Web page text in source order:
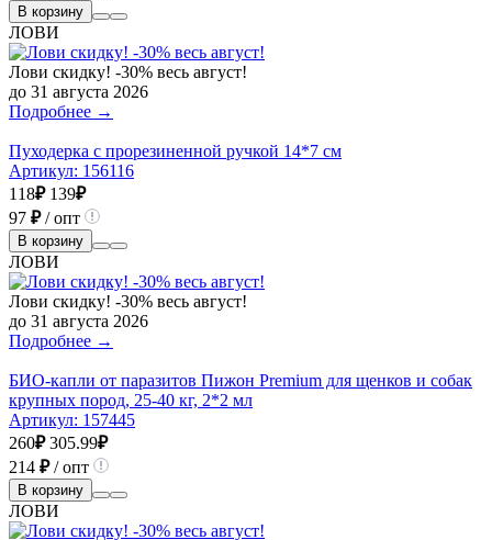
В корзину
ЛОВИ
Лови скидку! -30% весь август!
до 31 августа 2026
Подробнее →
Пуходерка с прорезиненной ручкой 14*7 см
Артикул: 156116
118₽ 139₽
97 ₽/ опт
В корзину
ЛОВИ
Лови скидку! -30% весь август!
до 31 августа 2026
Подробнее →
БИО-капли от паразитов Пижон Premium для щенков и собак
крупных пород, 25-40 кг, 2*2 мл
Артикул: 157445
260₽ 305.99₽
214 ₽/ опт
В корзину
ЛОВИ